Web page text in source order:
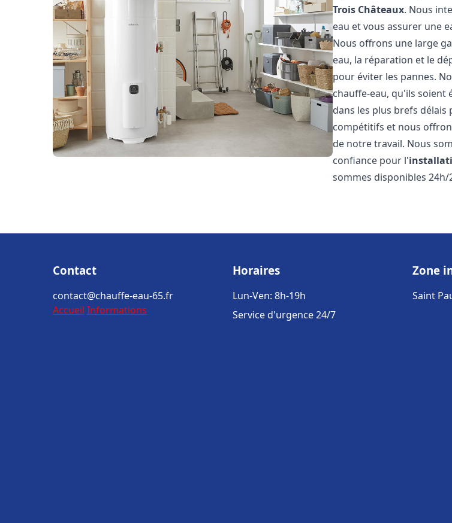
Trois Châteaux. Nous
eau et vous assurer une
Nous offrons une large
eau, la réparation et le
pour éviter les pannes.
chauffe-eau, qu'ils soient
dans les plus brefs
compétitifs et nous
de notre travail. Nous
confiance pour l'
sommes disponibles
Contact
contact@chauffe-eau-65.fr
Accueil Informations
Horaires
Lun-Ven: 8h-19h
Service d'urgence 24/7
Zone
Saint